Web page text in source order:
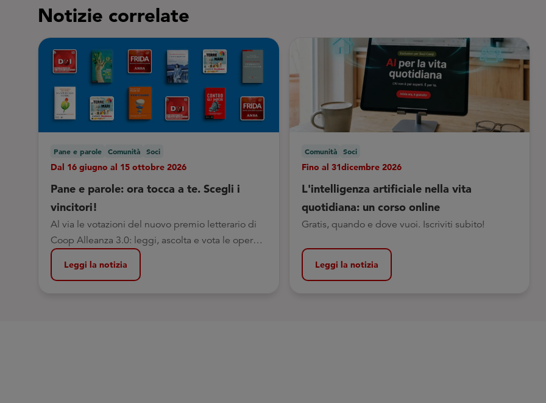
Notizie correlate
Pane e parole Comunità Soci
Dal 16 giugno al 15 ottobre 2026
Pane e parole: ora tocca a te. Scegli i
vincitori!
Al via le votazioni del nuovo premio letterario di
Coop Alleanza 3.0: leggi, ascolta e vota le opere
che ti hanno fatto riflettere di più
Leggi la notizia
Comunità Soci
Fino al 31dicembre 2026
L'intelligenza artificiale nella vita
quotidiana: un corso online
Gratis, quando e dove vuoi. Iscriviti subito!
Leggi la notizia